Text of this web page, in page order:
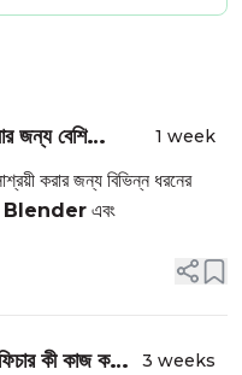
জন্য বেশি
1 week
করার জন্য বিভিন্ন ধরনের
Blender এবং
কী কাজ করে,
3 weeks